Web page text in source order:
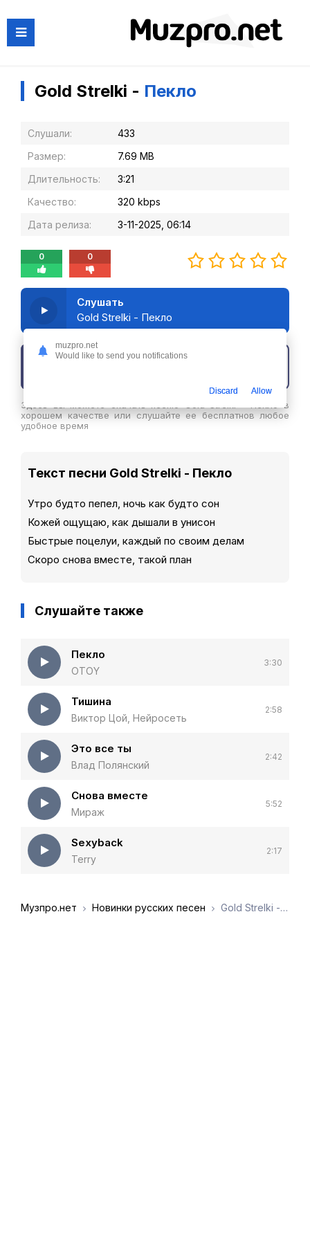
Gold Strelki - Пекло
Слушали:
433
Размер:
7.69 MB
Длительность:
3:21
Качество:
320 kbps
Дата релиза:
3-11-2025, 06:14
0 0
Слушать
Gold Strelki - Пекло
Здесь вы можете скачать песню Gold Strelki - Пекло в
хорошем качестве или слушайте ее бесплатнов любое
удобное время
Текст песни Gold Strelki - Пекло
Утро будто пепел, ночь как будто сон
Кожей ощущаю, как дышали в унисон
Быстрые поцелуи, каждый по своим делам
Скоро снова вместе, такой план
Слушайте также
Пекло
OTOY
3:30
Тишина
Виктор Цой, Нейросеть
2:58
Это все ты
Влад Полянский
2:42
Снова вместе
Мираж
5:52
Sexyback
Terry
2:17
Музпро.нет Новинки русских песен Gold Strelki - Пекло
muzpro.net
Would like to send you notifications
Discard Allow